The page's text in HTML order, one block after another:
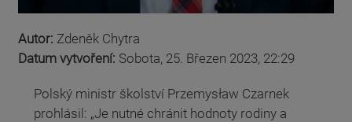
Autor: Zdeněk Chytra
Datum vytvoření: Sobota, 25. Březen 2023, 22:29
Polský ministr školství Przemysław Czarnek
prohlásil: „Je nutné chránit hodnoty rodiny a